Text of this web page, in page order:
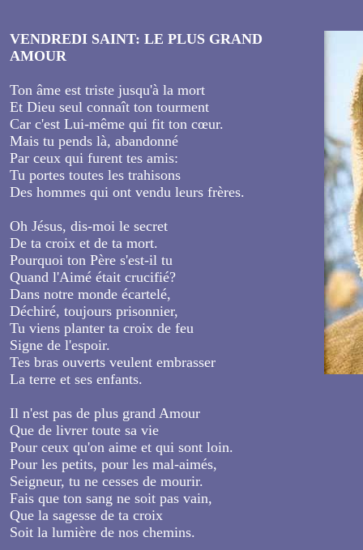
VENDREDI SAINT: LE PLUS GRAND
AMOUR
Ton âme est triste jusqu'à la mort
Et Dieu seul connaît ton tourment
Car c'est Lui-même qui fit ton cœur.
Mais tu pends là, abandonné
Par ceux qui furent tes amis:
Tu portes toutes les trahisons
Des hommes qui ont vendu leurs frères.
Oh Jésus, dis-moi le secret
De ta croix et de ta mort.
Pourquoi ton Père s'est-il tu
Quand l'Aimé était crucifié?
Dans notre monde écartelé,
Déchiré, toujours prisonnier,
Tu viens planter ta croix de feu
Signe de l'espoir.
Tes bras ouverts veulent embrasser
La terre et ses enfants.
Il n'est pas de plus grand Amour
Que de livrer toute sa vie
Pour ceux qu'on aime et qui sont loin.
Pour les petits, pour les mal-aimés,
Seigneur, tu ne cesses de mourir.
Fais que ton sang ne soit pas vain,
Que la sagesse de ta croix
Soit la lumière de nos chemins.